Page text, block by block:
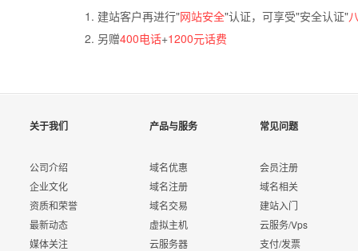
建站客户再进行"网站安全"认证，可享受"安全认证"
另赠400电话+1200元话费
关于我们
公司介绍
企业文化
资质和荣誉
最新动态
媒体关注
产品与服务
域名优惠
域名注册
域名交易
虚拟主机
云服务器
常见问题
会员注册
域名相关
建站入门
云服务/Vps
支付/发票